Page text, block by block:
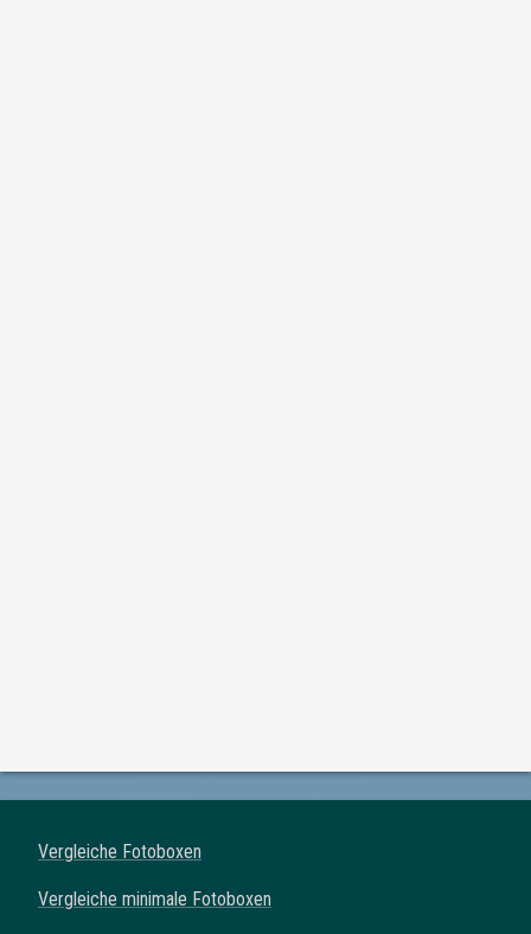
Vergleiche Fotoboxen
Vergleiche minimale Fotoboxen